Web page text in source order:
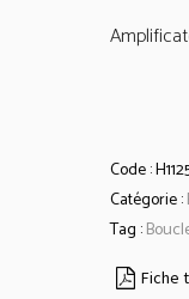
Code :
Catégorie :
Tag :
Fiche